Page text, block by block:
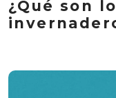
¿Qué son